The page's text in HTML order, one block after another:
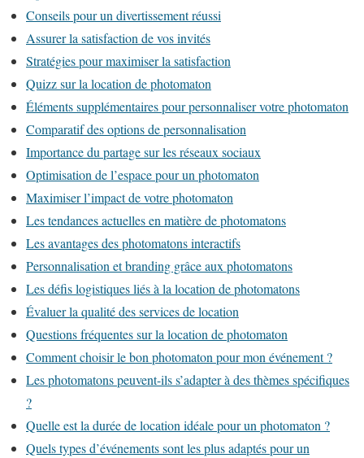
Conseils pour un divertissement réussi
Assurer la satisfaction de vos invités
Stratégies pour maximiser la satisfaction
Quizz sur la location de photomaton
Éléments supplémentaires pour personnaliser votre photomaton
Comparatif des options de personnalisation
Importance du partage sur les réseaux sociaux
Optimisation de l’espace pour un photomaton
Maximiser l’impact de votre photomaton
Les tendances actuelles en matière de photomatons
Les avantages des photomatons interactifs
Personnalisation et branding grâce aux photomatons
Les défis logistiques liés à la location de photomatons
Évaluer la qualité des services de location
Questions fréquentes sur la location de photomaton
Comment choisir le bon photomaton pour mon événement ?
Les photomatons peuvent-ils s’adapter à des thèmes spécifiques
?
Quelle est la durée de location idéale pour un photomaton ?
Quels types d’événements sont les plus adaptés pour un